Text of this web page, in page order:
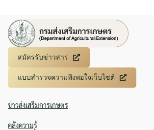
Search
for:
Search
สมัครรับข่าวสาร
แบบสำรวจความพึงพอใจเว็บไซต์
ข่าวส่งเสริมการเกษตร
คลังความรู้